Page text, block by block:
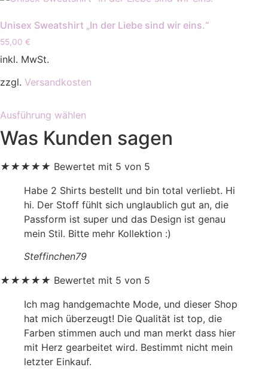
auf.
auf
werden
Unisex Sweatshirt „In der Liebe sind wir eins.“
55,00 €
inkl. MwSt.
zzgl. Versandkosten
Ausführung wählen
weist
mehrere
Varianten
Die
Optionen
können
auf
gewählt
Was Kunden sagen
★★★★★ Bewertet mit 5 von 5
Habe 2 Shirts bestellt und bin total verliebt. Hi
hi. Der Stoff fühlt sich unglaublich gut an, die
Passform ist super und das Design ist genau
mein Stil. Bitte mehr Kollektion :)
Steffinchen79
★★★★★ Bewertet mit 5 von 5
Ich mag handgemachte Mode, und dieser Shop
hat mich überzeugt! Die Qualität ist top, die
Farben stimmen auch und man merkt dass hier
mit Herz gearbeitet wird. Bestimmt nicht mein
letzter Einkauf.